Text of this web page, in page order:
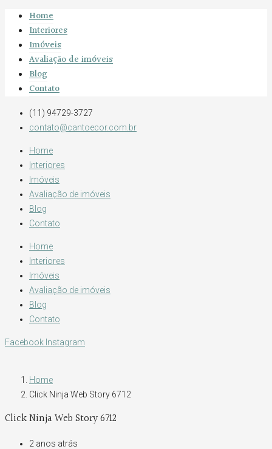
Home
Interiores
Imóveis
Avaliação de imóveis
Blog
Contato
(11) 94729-3727
contato@cantoecor.com.br
Home
Interiores
Imóveis
Avaliação de imóveis
Blog
Contato
Home
Interiores
Imóveis
Avaliação de imóveis
Blog
Contato
Facebook Instagram
Home
Click Ninja Web Story 6712
Click Ninja Web Story 6712
2 anos atrás